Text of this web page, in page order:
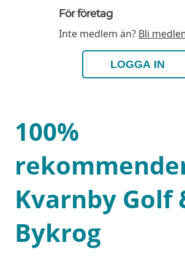
För företag
Inte medlem än? Bli
LOGGA IN
100%
Kvarnby Golf
Bykrog